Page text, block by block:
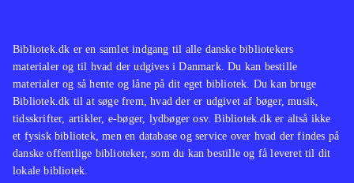
Bibliotek.dk er en samlet indgang til alle danske bibliotekers
materialer og til hvad der udgives i Danmark. Du kan bestille
materialer og så hente og låne på dit eget bibliotek. Du kan bruge
Bibliotek.dk til at søge frem, hvad der er udgivet af bøger, musik,
tidsskrifter, artikler, e-bøger, lydbøger osv. Bibliotek.dk er altså ikke
et fysisk bibliotek, men en database og service over hvad der findes på
danske offentlige biblioteker, som du kan bestille og få leveret til dit
lokale bibliotek.